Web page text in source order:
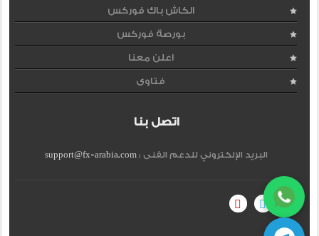
الكاش باك فوركس
بورصة فوركس
اعلن معنا
فتاوى
اتصل بنا
البريد الإلكتروني للدعم الفنى :support@fx-arabia.com